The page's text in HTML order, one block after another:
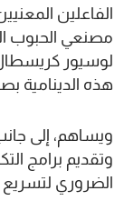
الفاعلين
مصنعي الحبوب
لوسيور
هذه الدينامية
ويساهم، إلى
وتقديم برامج
الضروري لتسريع